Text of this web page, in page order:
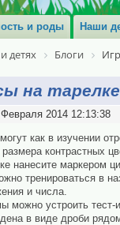
и роды Наши
детях Блоги
на тарелке
2014 12:13:38
как в изучении
размера контрастных
нанесите маркером
тренироваться в
и числа.
можно устроить тест-
в виде дроби